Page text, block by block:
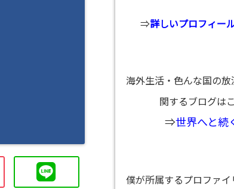
⇒詳しいプロフィー
海外生活・色んな国の放
関するブログは
⇒世界へと続
僕が所属するプロファイ